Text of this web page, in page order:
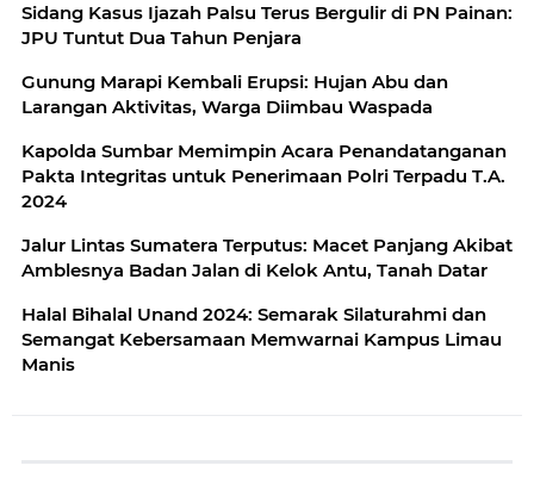
Sidang Kasus Ijazah Palsu Terus Bergulir di PN Painan:
JPU Tuntut Dua Tahun Penjara
Gunung Marapi Kembali Erupsi: Hujan Abu dan
Larangan Aktivitas, Warga Diimbau Waspada
Kapolda Sumbar Memimpin Acara Penandatanganan
Pakta Integritas untuk Penerimaan Polri Terpadu T.A.
2024
Jalur Lintas Sumatera Terputus: Macet Panjang Akibat
Amblesnya Badan Jalan di Kelok Antu, Tanah Datar
Halal Bihalal Unand 2024: Semarak Silaturahmi dan
Semangat Kebersamaan Memwarnai Kampus Limau
Manis